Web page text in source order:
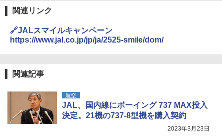
関連リンク
🔗JALスマイルキャンペーン
https://www.jal.co.jp/jp/ja/2525-smile/dom/
関連記事
航空
JAL、国内線にボーイング 737 MAX投入
決定。21機の737-8型機を購入契約
2023年3月23日